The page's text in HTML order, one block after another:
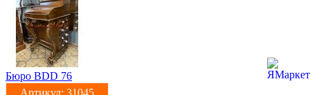
Бюро BDD 76
Артикул: 31045